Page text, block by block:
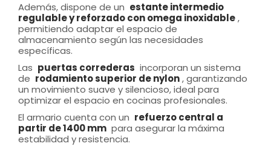
Además, dispone de un estante intermedio
regulable y reforzado con omega inoxidable,
permitiendo adaptar el espacio de
almacenamiento según las necesidades
específicas.
Las puertas correderas incorporan un sistema
de rodamiento superior de nylon, garantizando
un movimiento suave y silencioso, ideal para
optimizar el espacio en cocinas profesionales.
El armario cuenta con un refuerzo central a
partir de 1400 mm para asegurar la máxima
estabilidad y resistencia.